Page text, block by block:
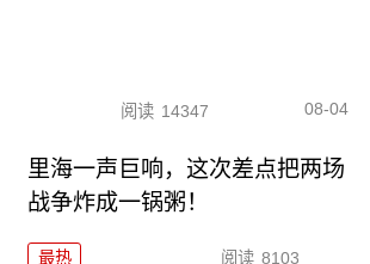
阅读 14347 08-04
里海一声巨响，这次差点把两场
战争炸成一锅粥！
最热 阅读 8103